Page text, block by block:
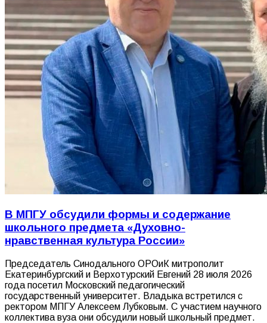
В МПГУ обсудили формы и содержание
школьного предмета «Духовно-
нравственная культура России»
Председатель Синодального ОРОиК митрополит
Екатеринбургский и Верхотурский Евгений 28 июля 2026
года посетил Московский педагогический
государственный университет. Владыка встретился с
ректором МПГУ Алексеем Лубковым. С участием научного
коллектива вуза они обсудили новый школьный предмет.